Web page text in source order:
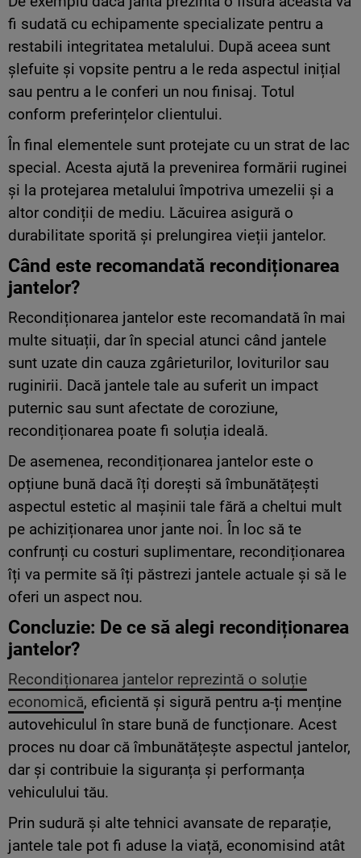
fi sudată cu echipamente specializate pentru a
restabili integritatea metalului. După aceea sunt
șlefuite și vopsite pentru a le reda aspectul inițial
sau pentru a le conferi un nou finisaj. Totul
conform preferințelor clientului.
În final elementele sunt protejate cu un strat de lac
special. Acesta ajută la prevenirea formării ruginei
și la protejarea metalului împotriva umezelii și a
altor condiții de mediu. Lăcuirea asigură o
durabilitate sporită și prelungirea vieții jantelor.
Când este recomandată recondiționarea
jantelor?
Recondiționarea jantelor este recomandată în mai
multe situații, dar în special atunci când jantele
sunt uzate din cauza zgârieturilor, loviturilor sau
ruginirii. Dacă jantele tale au suferit un impact
puternic sau sunt afectate de coroziune,
recondiționarea poate fi soluția ideală.
De asemenea, recondiționarea jantelor este o
opțiune bună dacă îți dorești să îmbunătățești
aspectul estetic al mașinii tale fără a cheltui mult
pe achiziționarea unor jante noi. În loc să te
confrunți cu costuri suplimentare, recondiționarea
îți va permite să îți păstrezi jantele actuale și să le
oferi un aspect nou.
Concluzie: De ce să alegi recondiționarea
jantelor?
Recondiționarea jantelor reprezintă o soluție
economică, eficientă și sigură pentru a-ți menține
autovehiculul în stare bună de funcționare. Acest
proces nu doar că îmbunătățește aspectul jantelor,
dar și contribuie la siguranța și performanța
vehiculului tău.
Prin sudură și alte tehnici avansate de reparație,
jantele tale pot fi aduse la viață, economisind atât